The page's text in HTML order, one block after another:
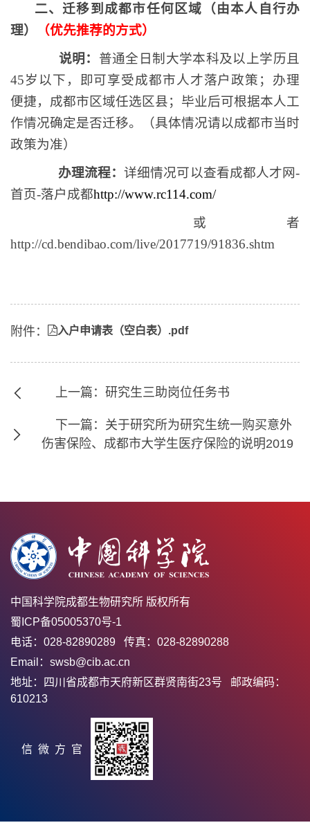
二、迁移到成都市任何区域（由本人自行办
理）
（优先推荐的方式）
说明： 普通全日制大学本科及以上学历且
45岁以下，即可享受成都市人才落户政策；办理
便捷，成都市区域任选区县；毕业后可根据本人工
作情况确定是否迁移。（具体情况请以成都市当时
政策为准）
办理流程：详细情况可以查看成都人才网-
首页-落户成都http://www.rc114.com/
或者
http://cd.bendibao.com/live/2017719/91836.shtm
附件： 入户申请表（空白表）.pdf
上一篇：研究生三助岗位任务书
下一篇：关于研究所为研究生统一购买意外
伤害保险、成都市大学生医疗保险的说明2019
中国科学院成都生物研究所 版权所有
蜀ICP备05005370号-1
电话：028-82890289 传真：028-82890288
Email：swsb@cib.ac.cn
地址：四川省成都市天府新区群贤南街23号 邮政编码：
610213
官方微信